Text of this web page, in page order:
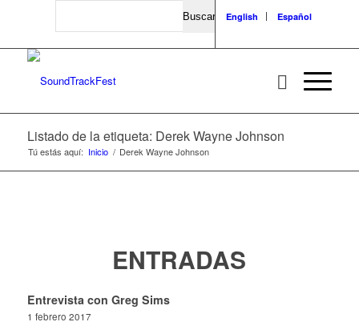
Search
English Español
Listado de la etiqueta: Derek Wayne Johnson
Tú estás aquí: Inicio / Derek Wayne Johnson
ENTRADAS
Entrevista con Greg Sims
1 febrero 2017